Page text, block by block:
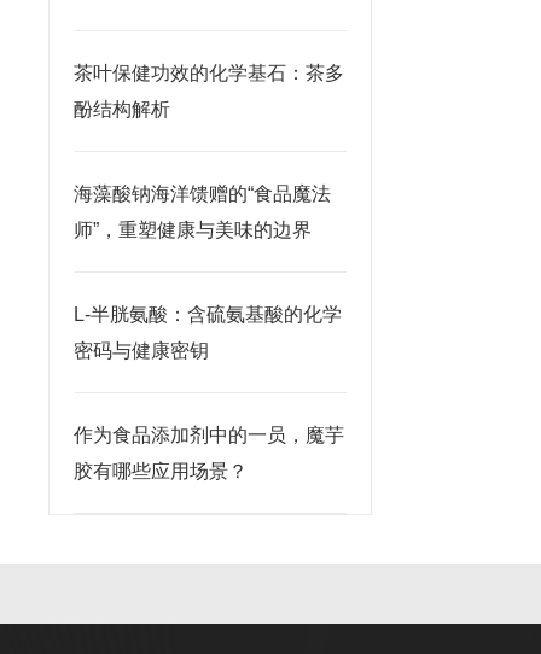
茶叶保健功效的化学基石：茶多
酚结构解析
海藻酸钠海洋馈赠的“食品魔法
师”，重塑健康与美味的边界
L-半胱氨酸：含硫氨基酸的化学
密码与健康密钥
作为食品添加剂中的一员，魔芋
胶有哪些应用场景？